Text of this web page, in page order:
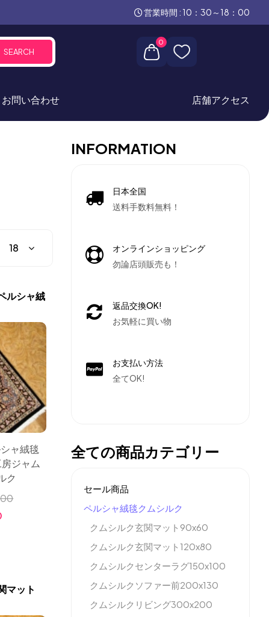
営業時間 : 10：30～18：00
SEARCH
0
お問い合わせ 店舗アクセス
ルシャ絨
ャ絨毯
ジャム
ク
マット
INFORMATION
日本全国
送料手数料無料！
オンラインショッピング
勿論店頭販売も！
返品交換OK!
お気軽に買い物
お支払い方法
全てOK!
全ての商品カテゴリー
セール商品
ペルシャ絨毯クムシルク
クムシルク玄関マット90x60
クムシルク玄関マット120x80
クムシルクセンターラグ150x100
クムシルクソファー前200x130
クムシルクリビング300x200